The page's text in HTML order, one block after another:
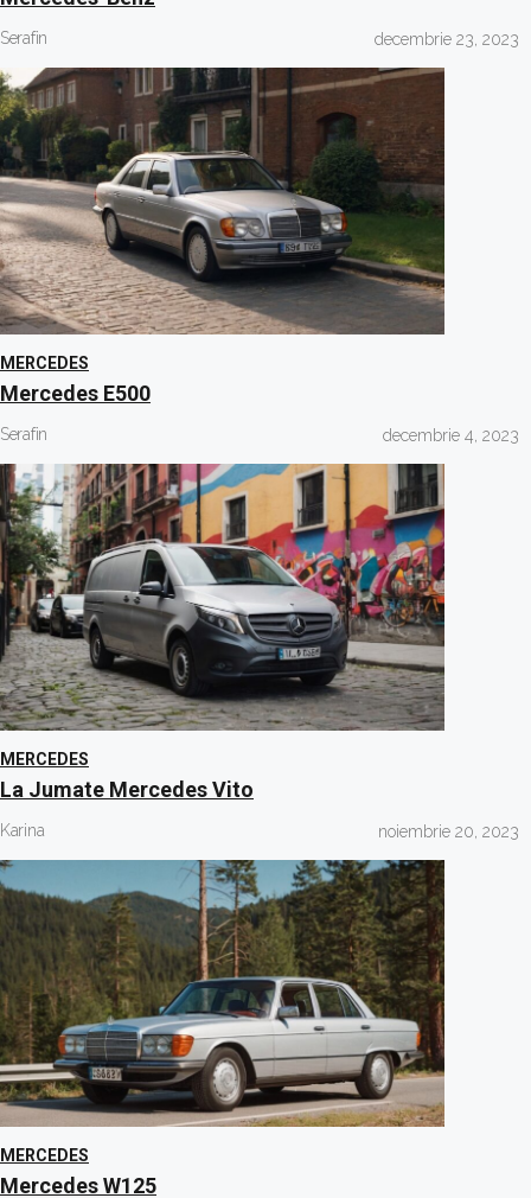
Serafin decembrie 23, 2023
MERCEDES
Mercedes E500
Serafin decembrie 4, 2023
MERCEDES
La Jumate Mercedes Vito
Karina noiembrie 20, 2023
MERCEDES
Mercedes W125